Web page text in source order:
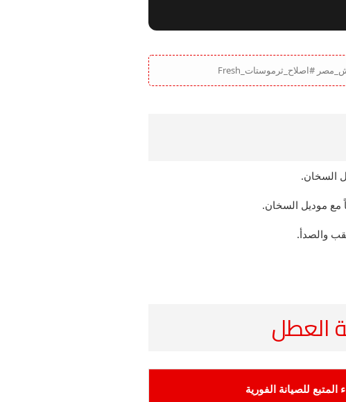
السخان.
مع موديل السخان.
والصدأ.
المتبع للصيانة الفورية